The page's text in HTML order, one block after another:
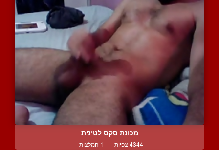
מכונת סקס לטינית
4344 צפיות | 1 המלצות